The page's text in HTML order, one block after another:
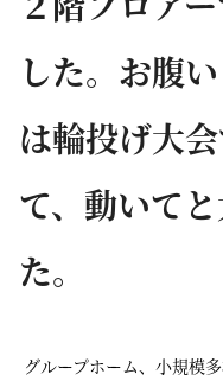
した。お腹
は輪投げ大
て、動いて
た。
グループホーム、小規模